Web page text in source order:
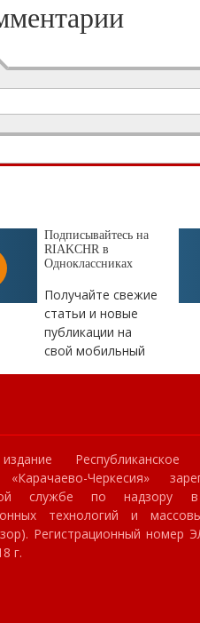
Подписывайтесь на
RIAKCHR в
Одноклассниках
Получайте свежие
статьи и новые
публикации на
свой мобильный
Республиканское
«Карачаево-Черкесия»
службе по надзору
технологий и
Регистрационный
г.